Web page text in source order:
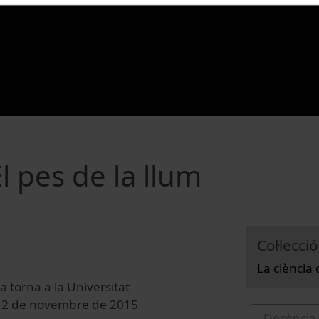
pes de la llum
torna a la Universitat
de novembre de 2015
Col·lecció
La ciència